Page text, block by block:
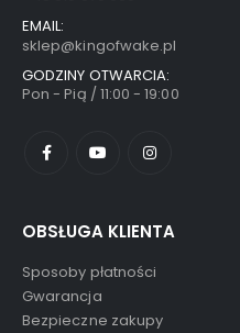
EMAIL:
sklep@kingofwake.pl
GODZINY OTWARCIA:
Pon - Pią / 11:00 - 19:00
OBSŁUGA KLIENTA
Sposoby płatności
Gwarancja
Bezpieczne zakupy